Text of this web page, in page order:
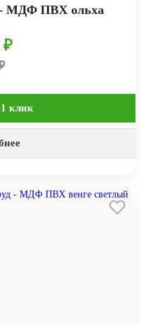
МДФ ПВХ ольха
₽
клик